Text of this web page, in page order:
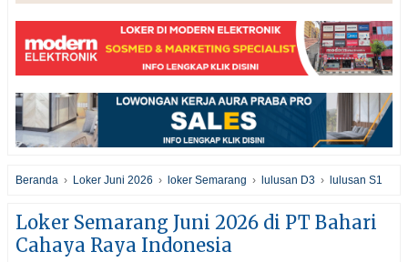
Beranda › Loker Juni 2026 › loker Semarang › lulusan D3 › lulusan S1
Loker Semarang Juni 2026 di PT Bahari
Cahaya Raya Indonesia